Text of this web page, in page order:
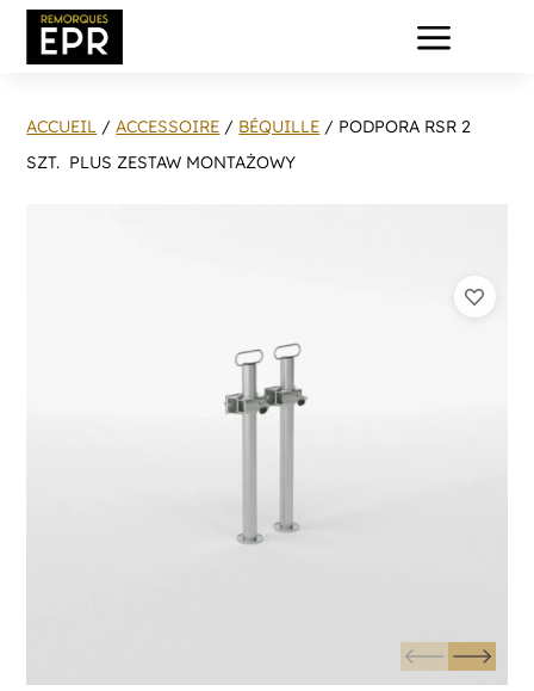
a
ACCUEIL /ACCESSOIRE / BÉQUILLE / PODPORA RSR 2
SZT. PLUS ZESTAW MONTAŻOWY